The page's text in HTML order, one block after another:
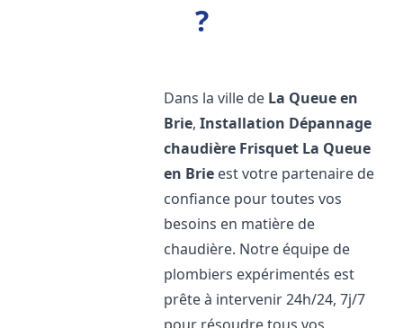
?
Dans la ville de La Queue en
Brie,Installation Dépannage
chaudière Frisquet La Queue
en Brie est votre partenaire de
confiance pour toutes vos
besoins en matière de
chaudière. Notre équipe de
plombiers expérimentés est
prête à intervenir 24h/24, 7j/7